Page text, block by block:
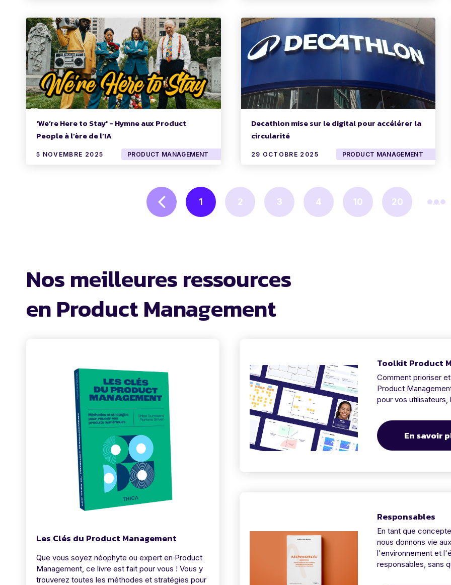
'We’re Here to Stay' - Hymne aux Product
People à l’ère de l’IA
5 NOVEMBRE 2025 PRODUCT MANAGEMENT
Decathlon mise sur le digital pour accélérer la
circularité
29 OCTOBRE 2025 PRODUCT MANAGEMENT
1 2 3 4 10 20 ...
Nos meilleures ressources
en Product Management
Les Clés du Product Management
Que vous soyez néophyte ou expert en Product
Management, ce livre est fait pour vous ! Vous y
trouverez toutes les méthodes et stratégies pour
Toolkit Product
Comment prioriser
Product
pour vos
En savoir
Responsables
En tant que
nous donnons vie
l'environnement et
responsables, sans